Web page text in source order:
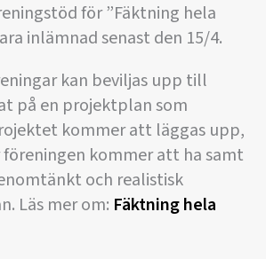
för ”Fäktning hela
inlämnad senast den 15/4.
kan beviljas upp till
på en projektplan som
kommer att läggas upp,
kommer att ha samt
och realistisk
Läs mer om: Fäktning hela